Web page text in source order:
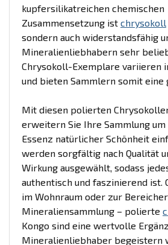
kupfersilikatreichen chemischen
Zusammensetzung ist chrysokoll
sondern auch widerstandsfähig
Mineralienliebhabern sehr
Chrysokoll-Exemplare variieren
und bieten Sammlern somit eine
Mit diesen polierten
erweitern Sie Ihre Sammlung um
Essenz natürlicher Schönheit
werden sorgfältig nach Qualität
Wirkung ausgewählt, sodass
authentisch und faszinierend ist.
im Wohnraum oder zur
Mineraliensammlung – polierte
Kongo sind eine wertvolle
Mineralienliebhaber begeistern